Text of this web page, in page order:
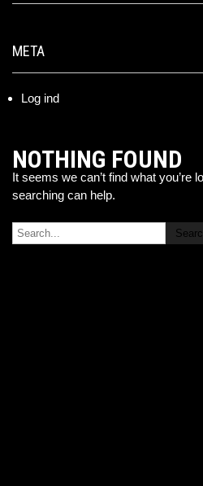
META
Log ind
NOTHING FOUND
It seems we can’t find what you’re
searching can help.